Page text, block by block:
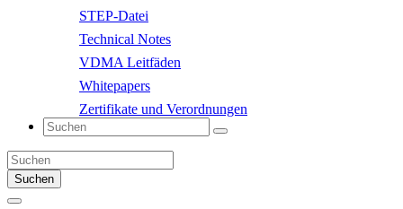
STEP-Datei
Technical Notes
VDMA Leitfäden
Whitepapers
Zertifikate und Verordnungen
Suchen